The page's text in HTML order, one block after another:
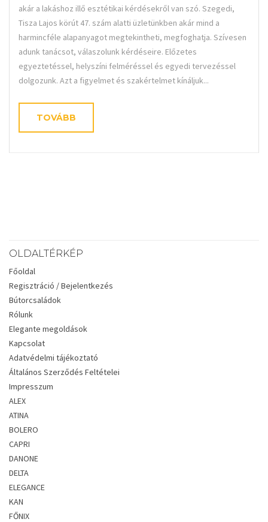
akár a lakáshoz illő esztétikai kérdésekről van szó. Szegedi,
Tisza Lajos körút 47. szám alatti üzletünkben akár mind a
harmincféle alapanyagot megtekintheti, megfoghatja. Szívesen
adunk tanácsot, válaszolunk kérdéseire. Előzetes
egyeztetéssel, helyszíni felméréssel és egyedi tervezéssel
dolgozunk. Azt a figyelmet és szakértelmet kínáljuk...
TOVÁBB
OLDALTÉRKÉP
Főoldal
Regisztráció / Bejelentkezés
Bútorcsaládok
Rólunk
Elegante megoldások
Kapcsolat
Adatvédelmi tájékoztató
Általános Szerződés Feltételei
Impresszum
ALEX
ATINA
BOLERO
CAPRI
DANONE
DELTA
ELEGANCE
KAN
FŐNIX